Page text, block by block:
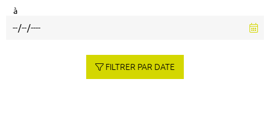
à
FILTRER PAR DATE